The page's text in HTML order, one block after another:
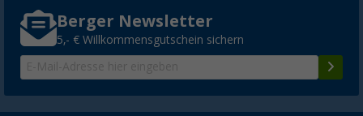
Berger Newsletter
5,- € Willkommensgutschein sichern